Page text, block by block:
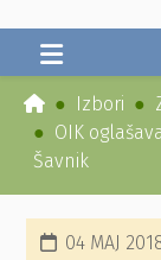
Izbori
OIK
Šavnik
04 MAJ